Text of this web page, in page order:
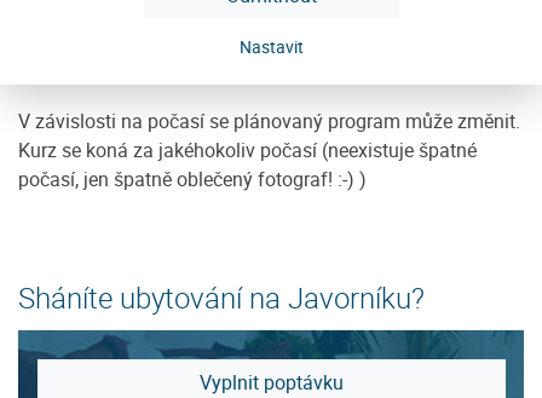
Nastavit
V závislosti na počasí se plánovaný program může změnit.
Kurz se koná za jakéhokoliv počasí (neexistuje špatné
počasí, jen špatně oblečený fotograf! :-) )
Sháníte ubytování na Javorníku?
Vyplnit poptávku